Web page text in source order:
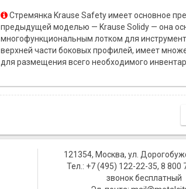
Стремянка Krause Safety имеет основное
предыдущей моделью — Krause Solidy — она
многофункциональным лотком для
верхней части боковых профилей, имеет
для размещения всего необходимого
121354, Москва, ул.
Тел.: +7 (495) ‎‎122-22-35, 8 800
звонок бесплатный